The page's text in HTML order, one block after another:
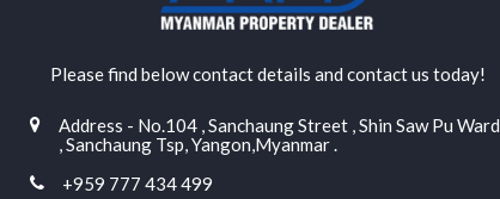
Please find below contact details and contact us today!
Address - No.104 , Sanchaung Street , Shin Saw Pu Ward
, Sanchaung Tsp, Yangon,Myanmar .
+959 777 434 499